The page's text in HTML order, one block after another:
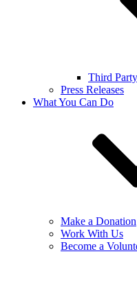
Third Party
Press Releases
What You Can Do
Make a Donation
Work With Us
Become a